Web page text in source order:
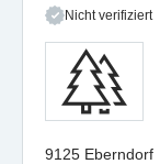
Nicht verifiziert
9125 Eberndorf